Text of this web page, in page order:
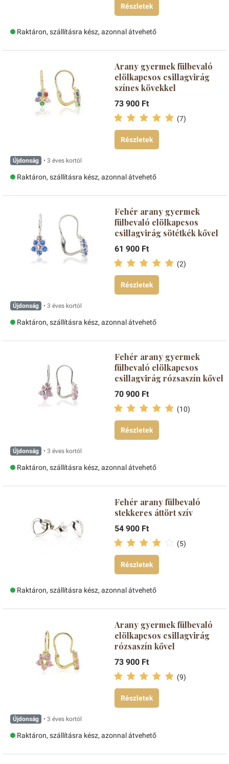
Részletek
Raktáron, szállításra kész, azonnal átvehető
Arany gyermek fülbevaló
elölkapcsos csillagvirág
színes kövekkel
73 900 Ft
(7)
Részletek
Újdonság • 3 éves kortól
Raktáron, szállításra kész, azonnal átvehető
Fehér arany gyermek
fülbevaló elölkapcsos
csillagvirág sötétkék kővel
61 900 Ft
(2)
Részletek
Újdonság • 3 éves kortól
Raktáron, szállításra kész, azonnal átvehető
Fehér arany gyermek
fülbevaló elölkapcsos
csillagvirág rózsaszín kővel
70 900 Ft
(10)
Részletek
Újdonság • 3 éves kortól
Raktáron, szállításra kész, azonnal átvehető
Fehér arany fülbevaló
stekkeres áttört szív
54 900 Ft
(5)
Részletek
Raktáron, szállításra kész, azonnal átvehető
Arany gyermek fülbevaló
elölkapcsos csillagvirág
rózsaszín kővel
73 900 Ft
(9)
Részletek
Újdonság • 3 éves kortól
Raktáron, szállításra kész, azonnal átvehető